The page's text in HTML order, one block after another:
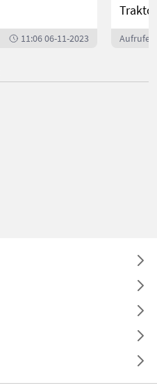
11:06 06-11-2023
Traktor
Aufrufe: